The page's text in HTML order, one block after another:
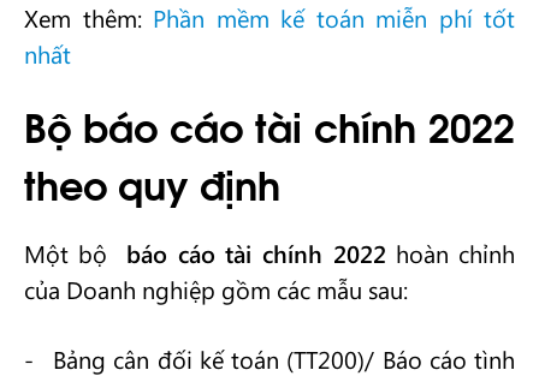
Xem thêm: Phần mềm kế toán miễn phí tốt
nhất
Bộ báo cáo tài chính 2022
theo quy định
Một bộ báo cáo tài chính 2022 hoàn chỉnh
của Doanh nghiệp gồm các mẫu sau:
Bảng cân đối kế toán (TT200)/ Báo cáo tình